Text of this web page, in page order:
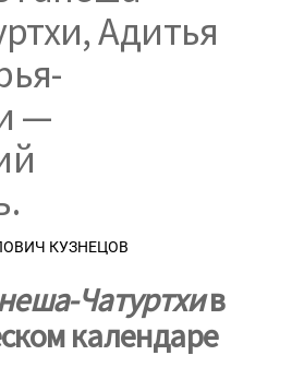
Адитья
—
КУЗНЕЦОВ
Чатуртхив
календаре